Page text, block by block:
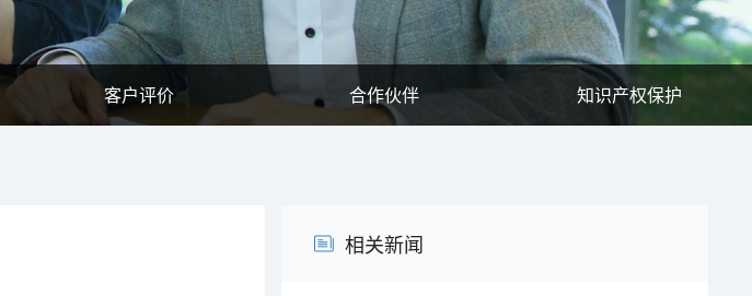
客户评价 合作伙伴 知识产权保护
相关新闻